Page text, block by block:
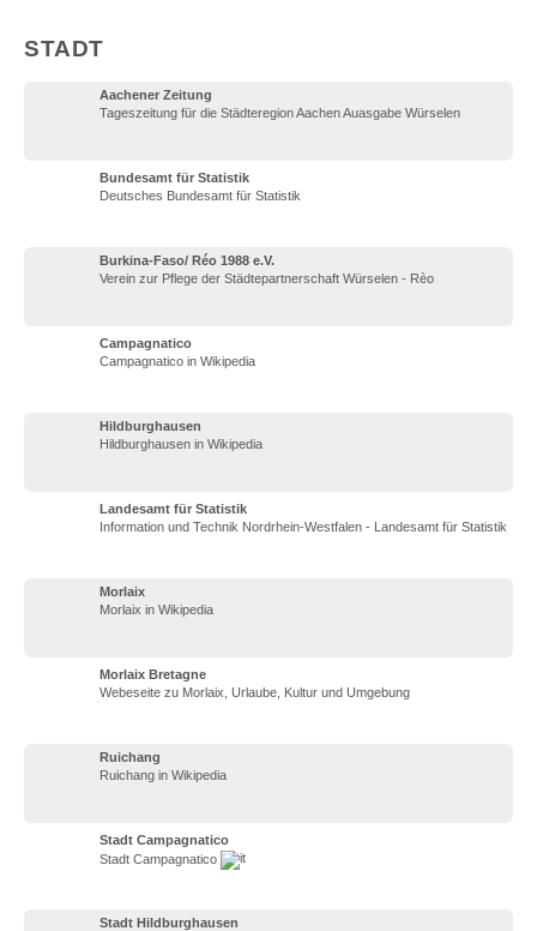
STADT
Aachener Zeitung
Tageszeitung für die Städteregion Aachen Auasgabe Würselen
Bundesamt für Statistik
Deutsches Bundesamt für Statistik
Burkina-Faso/ Réo 1988 e.V.
Verein zur Pflege der Städtepartnerschaft Würselen - Rèo
Campagnatico
Campagnatico in Wikipedia
Hildburghausen
Hildburghausen in Wikipedia
Landesamt für Statistik
Information und Technik Nordrhein-Westfalen - Landesamt für Statistik
Morlaix
Morlaix in Wikipedia
Morlaix Bretagne
Webeseite zu Morlaix, Urlaube, Kultur und Umgebung
Ruichang
Ruichang in Wikipedia
Stadt Campagnatico
Stadt Campagnatico
Stadt Hildburghausen